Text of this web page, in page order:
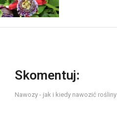
Skomentuj:
Nawozy - jak i kiedy nawozić rośliny